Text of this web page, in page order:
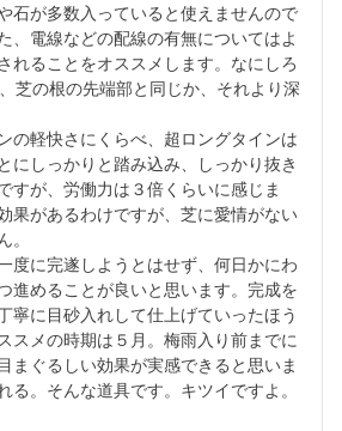
石が多数入っていると使えませんので
、電線などの配線の有無についてはよ
れることをオススメします。なにしろ
芝の根の先端部と同じか、それより深
の軽快さにくらべ、超ロングタインは
にしっかりと踏み込み、しっかり抜き
すが、労働力は３倍くらいに感じま
果があるわけですが、芝に愛情がない
。
度に完遂しようとはせず、何日かにわ
進めることが良いと思います。完成を
寧に目砂入れして仕上げていったほう
スメの時期は５月。梅雨入り前までに
まぐるしい効果が実感できると思いま
る。そんな道具です。キツイですよ。